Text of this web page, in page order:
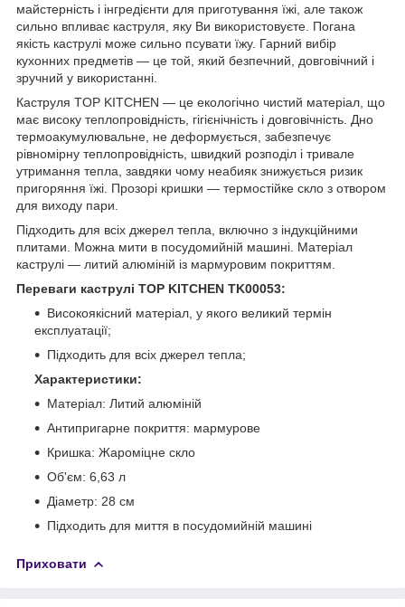
майстерність і інгредієнти для приготування їжі, але також
сильно впливає каструля, яку Ви використовуєте. Погана
якість каструлі може сильно псувати їжу. Гарний вибір
кухонних предметів — це той, який безпечний, довговічний і
зручний у використанні.
Каструля TOP KITCHEN — це екологічно чистий матеріал, що
має високу теплопровідність, гігієнічність і довговічність. Дно
термоакумулювальне, не деформується, забезпечує
рівномірну теплопровідність, швидкий розподіл і тривале
утримання тепла, завдяки чому неабияк знижується ризик
пригоряння їжі. Прозорі кришки — термостійке скло з отвором
для виходу пари.
Підходить для всіх джерел тепла, включно з індукційними
плитами. Можна мити в посудомийній машині. Матеріал
каструлі — литий алюміній із мармуровим покриттям.
Переваги каструлі TOP KITCHEN TK00053:
Високоякісний матеріал, у якого великий термін
експлуатації;
Підходить для всіх джерел тепла;
Характеристики:
Матеріал: Литий алюміній
Антипригарне покриття: мармурове
Кришка: Жароміцне скло
Об'єм: 6,63 л
Діаметр: 28 см
Підходить для миття в посудомийній машині
Приховати